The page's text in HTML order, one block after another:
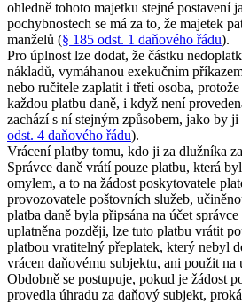
ohledně tohoto majetku stejné postavení
pochybnostech se má za to, že majetek
manželů (§ 185 odst. 1 daňového řádu).
Pro úplnost lze dodat, že částku
nákladů, vymáhanou exekučním
nebo ručitele zaplatit i třetí osoba,
každou platbu daně, i když není
zachází s ní stejným způsobem, jako by
odst. 4 daňového řádu).
Vrácení platby tomu, kdo ji za dlužníka
Správce daně vrátí pouze platbu, která
omylem, a to na žádost poskytovatele
provozovatele poštovních služeb,
platba daně byla připsána na účet
uplatněna později, lze tuto platbu vrátit
platbou vratitelný přeplatek, který nebyl
vrácen daňovému subjektu, ani použit
Obdobně se postupuje, pokud je žádost
provedla úhradu za daňový subjekt,